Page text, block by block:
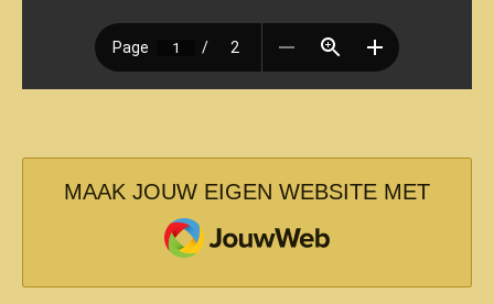
MAAK JOUW EIGEN WEBSITE MET
JOUWWEB